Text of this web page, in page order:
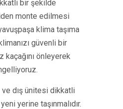
bir şekilde
monte edilmesi
klima taşıma
güvenli bir
kaçağını önleyerek
ve dış ünitesi dikkatli
yerine taşınmalıdır.